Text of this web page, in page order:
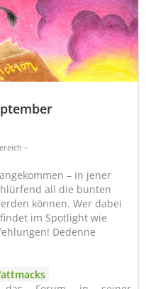
–
– in jener
all die bunten
können. Wer dabei
im Spotlight wie
Dedenne